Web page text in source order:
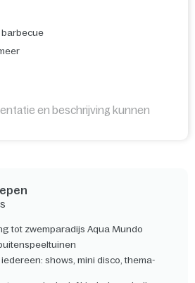
barbecue
en beschrijving kunnen
tot zwemparadijs Aqua Mundo
shows, mini disco, thema-